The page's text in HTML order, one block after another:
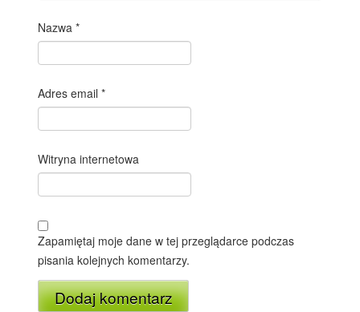
Nazwa*
Adres email*
Witryna internetowa
Zapamiętaj moje dane w tej przeglądarce podczas
pisania kolejnych komentarzy.